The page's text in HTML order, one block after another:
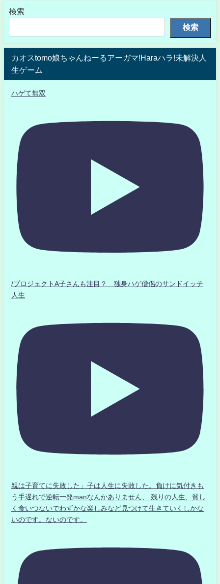
検索
検索
カオスtomo娘ちゃんねーるアーガマ!Haraハラ!未解決人
生ゲーム
ハゲて無双
/プロジェクトA子さんも注目？ 独身ハゲ僧侶のサンドイッチ
人生
親は子育てに失敗した」子は人生に失敗した。負けに気付きも
う手遅れで逆転一発manなんかありません、 残りの人生、貧し
く食いつないでわずかな楽しみなど見つけて生きていくしかな
いのです。ないのです。